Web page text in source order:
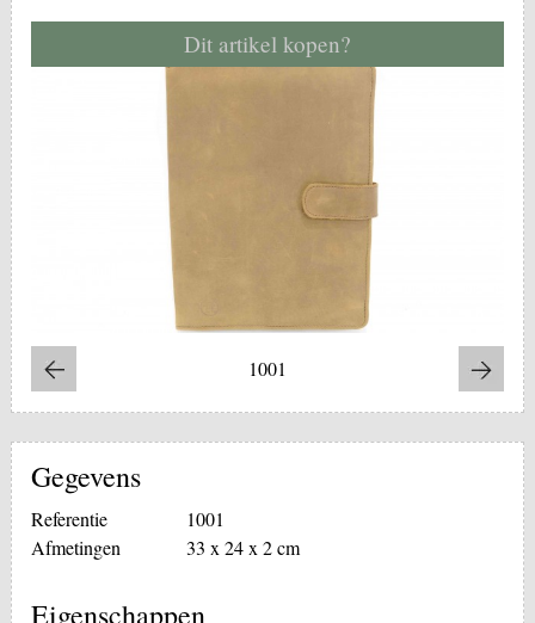
Dit artikel kopen?
1001
Gegevens
Referentie
1001
Afmetingen
33 x 24 x 2 cm
Eigenschappen